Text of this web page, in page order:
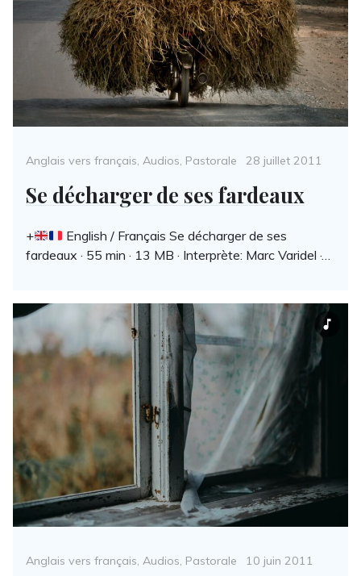
Categories
Anglais vers français, Audios, Pastorale
Posted
28 juillet 2011
Se décharger de ses fardeaux
+
English / Français Se décharger de ses
fardeaux · 55 min · 13 MB · Interprète: Marc Varidel ·…
Categories
Anglais vers français, Audios, Pastorale
Posted
10 juin 2011